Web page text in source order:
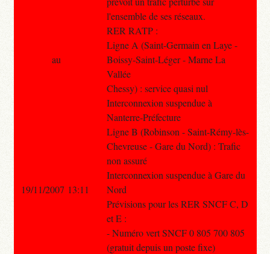
l'ensemble de ses réseaux.
RER RATP :
Ligne A (Saint-Germain en Laye -
Boissy-Saint-Léger - Marne La
Vallée
Chessy) : service quasi nul
Interconnexion suspendue à
Nanterre-Préfecture
Ligne B (Robinson - Saint-Rémy-lès-
Chevreuse - Gare du Nord) : Trafic
non assuré
Interconnexion suspendue à Gare du
Nord
Prévisions pour les RER SNCF C, D
et E :
- Numéro vert SNCF 0 805 700 805
(gratuit depuis un poste fixe)
au
19/11/2007 13:11